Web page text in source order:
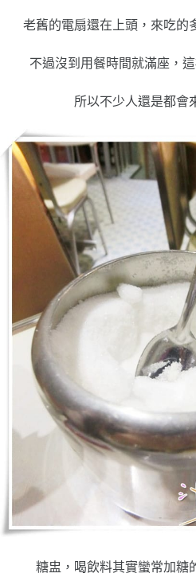
老舊的電扇還在上頭，來吃的
不過沒到用餐時間就滿座，
所以不少人還是都會
糖盅，喝飲料其實蠻常加糖